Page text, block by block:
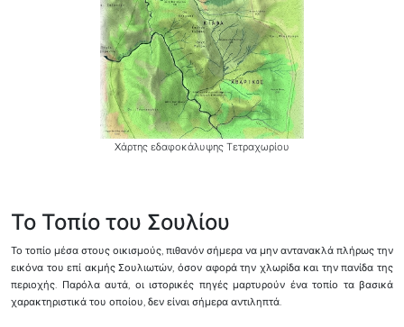
Xάρτης εδαφοκάλυψης Τετραχωρίου
Το Τοπίο του Σουλίου
Το τοπίο μέσα στους οικισμούς, πιθανόν σήμερα να μην αντανακλά πλήρως την
εικόνα του επί ακμής Σουλιωτών, όσον αφορά την χλωρίδα και την πανίδα της
περιοχής. Παρόλα αυτά, οι ιστορικές πηγές μαρτυρούν ένα τοπίο τα βασικά
χαρακτηριστικά του οποίου, δεν είναι σήμερα αντιληπτά.